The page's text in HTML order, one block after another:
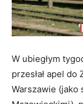
W ubiegłym
przesłał apel
Warszawie (jako